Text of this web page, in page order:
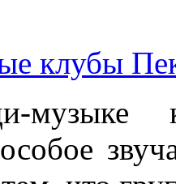
клубы
музыке